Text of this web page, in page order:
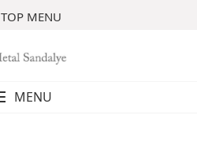
TOP MENU
MENU